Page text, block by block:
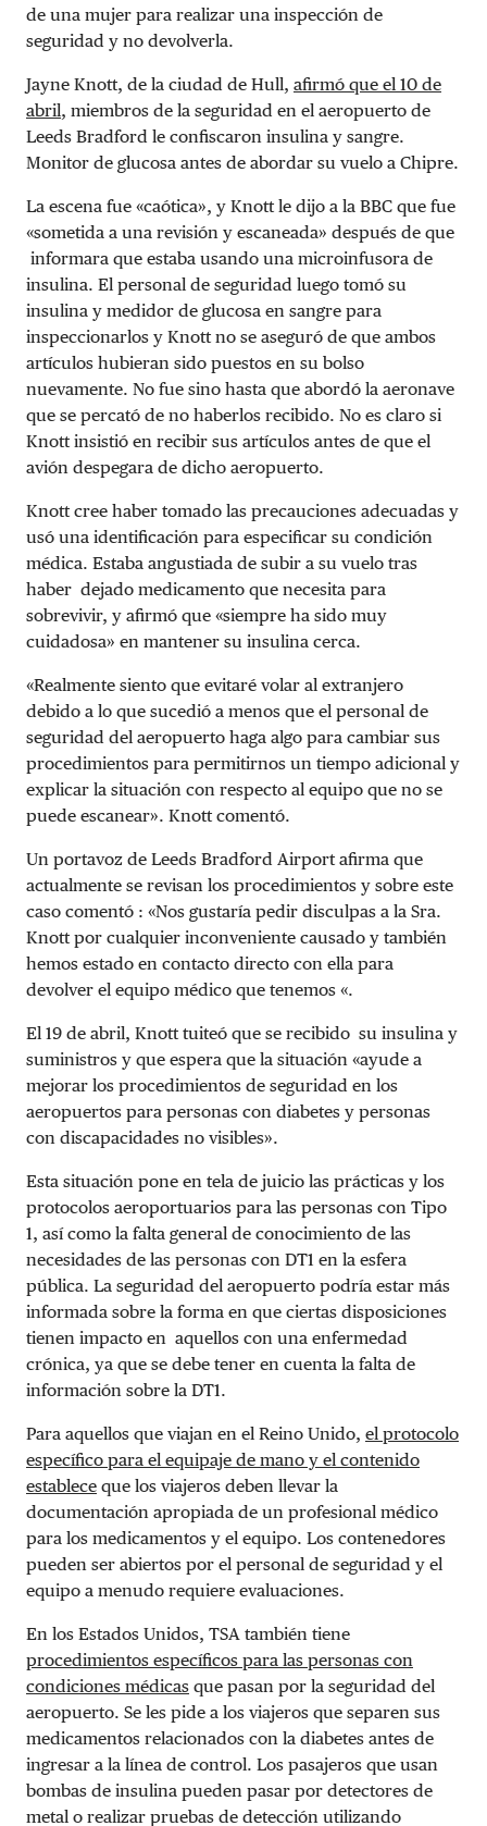
de una mujer para realizar una inspección de
seguridad y no devolverla.
Jayne Knott, de la ciudad de Hull, afirmó que el 10 de
abril, miembros de la seguridad en el aeropuerto de
Leeds Bradford le confiscaron insulina y sangre.
Monitor de glucosa antes de abordar su vuelo a Chipre.
La escena fue «caótica», y Knott le dijo a la BBC que fue
«sometida a una revisión y escaneada» después de que
informara que estaba usando una microinfusora de
insulina. El personal de seguridad luego tomó su
insulina y medidor de glucosa en sangre para
inspeccionarlos y Knott no se aseguró de que ambos
artículos hubieran sido puestos en su bolso
nuevamente. No fue sino hasta que abordó la aeronave
que se percató de no haberlos recibido. No es claro si
Knott insistió en recibir sus artículos antes de que el
avión despegara de dicho aeropuerto.
Knott cree haber tomado las precauciones adecuadas y
usó una identificación para especificar su condición
médica. Estaba angustiada de subir a su vuelo tras
haber dejado medicamento que necesita para
sobrevivir, y afirmó que «siempre ha sido muy
cuidadosa» en mantener su insulina cerca.
«Realmente siento que evitaré volar al extranjero
debido a lo que sucedió a menos que el personal de
seguridad del aeropuerto haga algo para cambiar sus
procedimientos para permitirnos un tiempo adicional y
explicar la situación con respecto al equipo que no se
puede escanear». Knott comentó.
Un portavoz de Leeds Bradford Airport afirma que
actualmente se revisan los procedimientos y sobre este
caso comentó : «Nos gustaría pedir disculpas a la Sra.
Knott por cualquier inconveniente causado y también
hemos estado en contacto directo con ella para
devolver el equipo médico que tenemos «.
El 19 de abril, Knott tuiteó que se recibido su insulina y
suministros y que espera que la situación «ayude a
mejorar los procedimientos de seguridad en los
aeropuertos para personas con diabetes y personas
con discapacidades no visibles».
Esta situación pone en tela de juicio las prácticas y los
protocolos aeroportuarios para las personas con Tipo
1, así como la falta general de conocimiento de las
necesidades de las personas con DT1 en la esfera
pública. La seguridad del aeropuerto podría estar más
informada sobre la forma en que ciertas disposiciones
tienen impacto en aquellos con una enfermedad
crónica, ya que se debe tener en cuenta la falta de
información sobre la DT1.
Para aquellos que viajan en el Reino Unido, el protocolo
específico para el equipaje de mano y el contenido
establece que los viajeros deben llevar la
documentación apropiada de un profesional médico
para los medicamentos y el equipo. Los contenedores
pueden ser abiertos por el personal de seguridad y el
equipo a menudo requiere evaluaciones.
En los Estados Unidos, TSA también tiene
procedimientos específicos para las personas con
condiciones médicas que pasan por la seguridad del
aeropuerto. Se les pide a los viajeros que separen sus
medicamentos relacionados con la diabetes antes de
ingresar a la línea de control. Los pasajeros que usan
bombas de insulina pueden pasar por detectores de
metal o realizar pruebas de detección utilizando